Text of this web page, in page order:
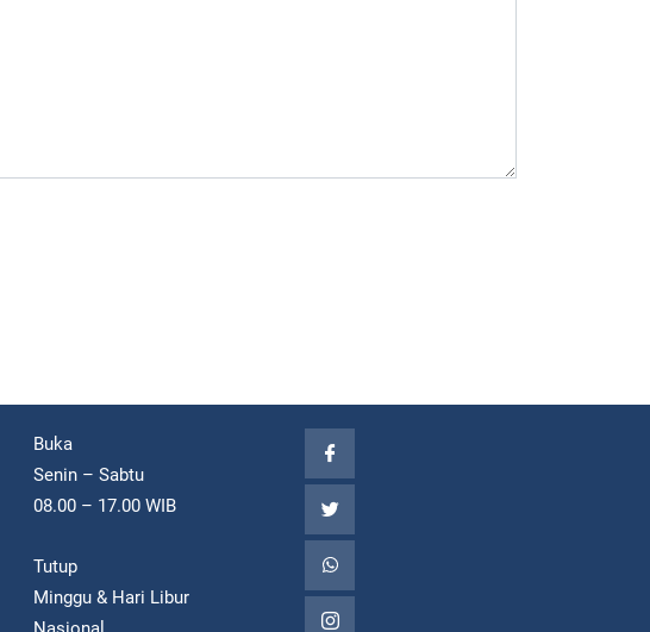
Buka
Senin – Sabtu
08.00 – 17.00 WIB
Tutup
Minggu & Hari Libur